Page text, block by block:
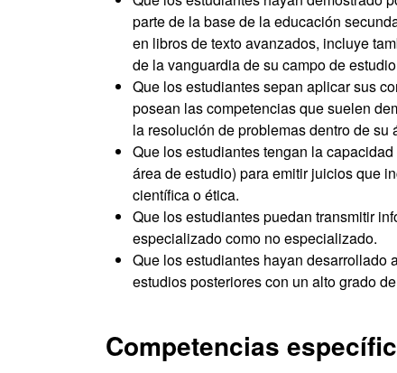
parte de la base de la educación
en libros de texto avanzados, incluye
de la vanguardia de su campo de
Que los estudiantes sepan aplicar sus
posean las competencias que suelen
la resolución de problemas dentro de su
Que los estudiantes tengan la
área de estudio) para emitir juicios que
científica o ética.
Que los estudiantes puedan transmitir
especializado como no especializado.
Que los estudiantes hayan
estudios posteriores con un alto grado
Competencias